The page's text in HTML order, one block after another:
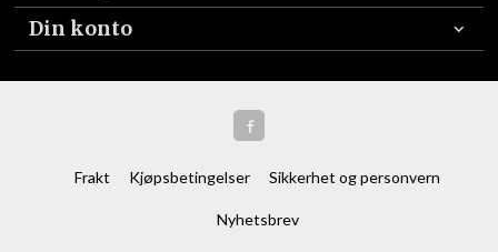
Din konto
Frakt Kjøpsbetingelser Sikkerhet og personvern
Nyhetsbrev